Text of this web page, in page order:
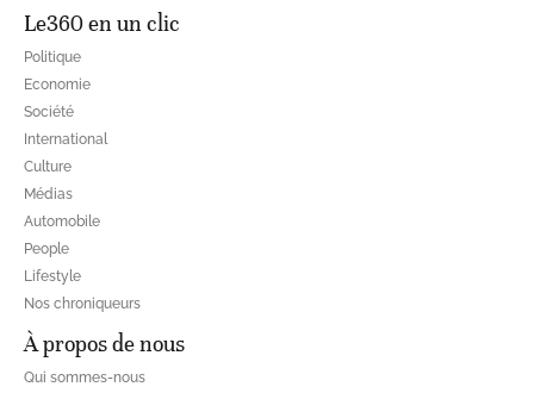
Le360 en un clic
Politique
Economie
Société
International
Culture
Médias
Automobile
People
Lifestyle
Nos chroniqueurs
À propos de nous
Qui sommes-nous